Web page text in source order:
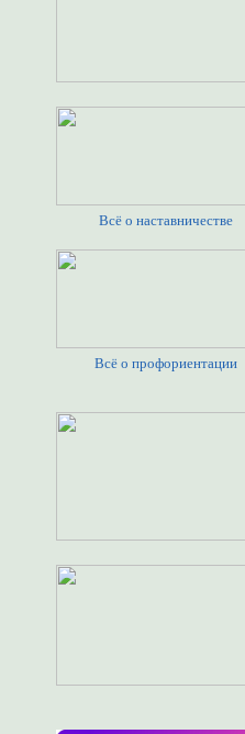
Всё о наставничестве
Всё о профориентации